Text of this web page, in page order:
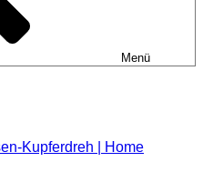
Menü
Kupferdreh | Home